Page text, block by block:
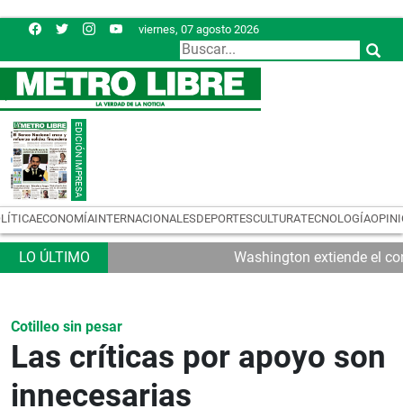
viernes, 07 agosto 2026
ECONOMÍAINTERNACIONALESDEPORTESCULTURATECNOLOGÍA
Washington extiende el
Cotilleo sin pesar
Las críticas por apoyo son
innecesarias